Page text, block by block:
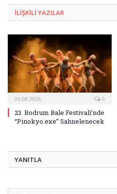
ILIŞKILI YAZILAR
06.08.2026 0
23. Bodrum Bale Festivali’nde
“Pinokyo.exe” Sahnelenecek
YANITLA